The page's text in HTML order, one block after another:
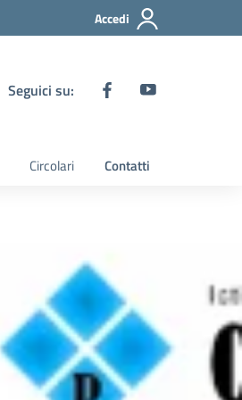
Accedi
Seguici su:
Circolari Contatti